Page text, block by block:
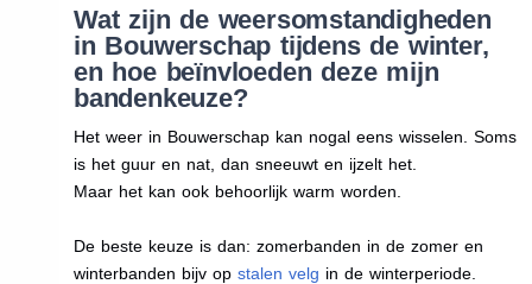
Wat zijn de weersomstandigheden
in Bouwerschap tijdens de winter,
en hoe beïnvloeden deze mijn
bandenkeuze?
Het weer in Bouwerschap kan nogal eens wisselen. Soms
is het guur en nat, dan sneeuwt en ijzelt het.
Maar het kan ook behoorlijk warm worden.
De beste keuze is dan: zomerbanden in de zomer en
winterbanden bijv op stalen velg in de winterperiode.